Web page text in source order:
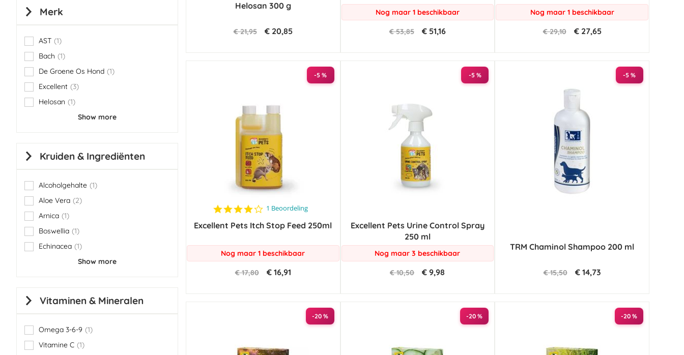
rating
Helosan 300 g
€ 21,95 € 20,85
Nog maar 1 beschikbaar
€ 53,85 € 51,16
Nog maar 1 beschikbaar
€ 29,10 € 27,65
-5 %
4.0
rating
1 Beoordeling
Excellent Pets Itch Stop Feed 250ml
Nog maar 1 beschikbaar
€ 17,80 € 16,91
-5 %
Excellent Pets Urine Control Spray
250 ml
Nog maar 3 beschikbaar
€ 10,50 € 9,98
-5 %
TRM Chaminol Shampoo 200 ml
€ 15,50 € 14,73
-20 % -20 % -20 %
Merk
AST 1
item
Bach
1
item
De Groene Os Hond 1
item
Excellent
3
items
Helosan
1
item
Show more
Kruiden & Ingrediënten
Alcoholgehalte 1
item
Aloe Vera
2
items
Arnica 1
item
Boswellia 1
item
Echinacea 1
item
Show more
Vitaminen & Mineralen
Omega 3-6-9 1
item
Vitamine C 1
item